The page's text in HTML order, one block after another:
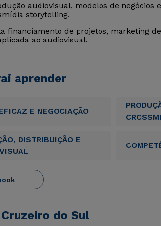
audiovisual, modelos de negócios
storytelling.
financiamento de projetos, marketing
ao audiovisual.
aprender
E NEGOCIAÇÃO
DISTRIBUIÇÃO E
do Sul